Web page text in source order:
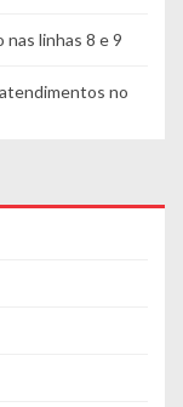
linhas 8 e 9
no